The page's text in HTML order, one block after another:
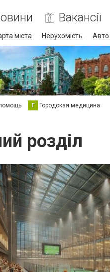
Вакансії
міста Нерухомість
Г Городская медицина
розділ